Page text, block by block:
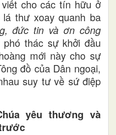
cho các tín hữu ở
thư xoay quanh ba
đức tin và ơn công
thác sự khởi đầu
mới này cho sự
đồ của Dân ngoại,
suy tư về sứ điệp
yêu thương và